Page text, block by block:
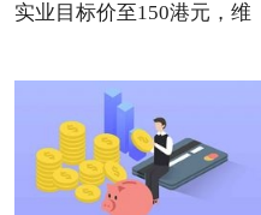
实业目标价至150港元，维